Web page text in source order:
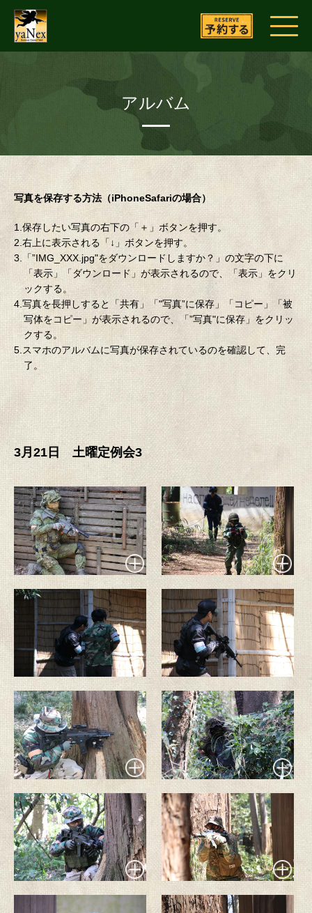
アルバム
写真を保存する方法（iPhoneSafariの場合）
1.保存したい写真の右下の「＋」ボタンを押す。
2.右上に表示される「↓」ボタンを押す。
3.「”IMG_XXX.jpg"をダウンロードしますか？」の文字の下に
「表示」「ダウンロード」が表示されるので、「表示」をクリ
ックする。
4.写真を長押しすると「共有」「"写真”に保存」「コピー」「被
写体をコピー」が表示されるので、「”写真"に保存」をクリッ
クする。
5.スマホのアルバムに写真が保存されているのを確認して、完
了。
3月21日 土曜定例会3